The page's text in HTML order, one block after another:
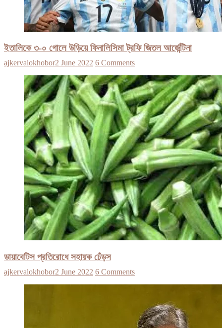
ইতালিকে ৩-০ গোলে উড়িয়ে ফিনালিসিমা ট্রফি জিতল আর্জেন্টিনা
ajkervalokhobor2 June 2022 6 Comments
ডায়াবেটিস প্রতিরোধে সহায়ক ঢেঁড়স
ajkervalokhobor2 June 2022 6 Comments